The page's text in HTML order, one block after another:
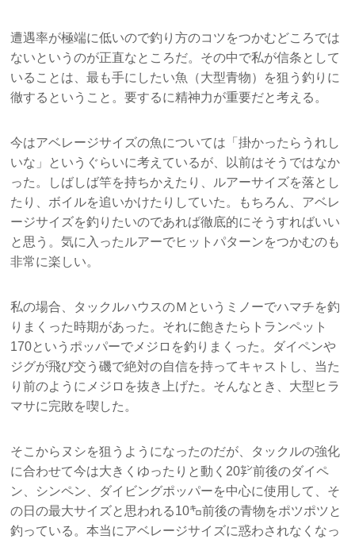
遭遇率が極端に低いので釣り方のコツをつかむどころでは
ないというのが正直なところだ。その中で私が信条として
いることは、最も手にしたい魚（大型青物）を狙う釣りに
徹するということ。要するに精神力が重要だと考える。
今はアベレージサイズの魚については「掛かったらうれし
いな」というぐらいに考えているが、以前はそうではなか
った。しばしば竿を持ちかえたり、ルアーサイズを落とし
たり、ボイルを追いかけたりしていた。もちろん、アベレ
ージサイズを釣りたいのであれば徹底的にそうすればいい
と思う。気に入ったルアーでヒットパターンをつかむのも
非常に楽しい。
私の場合、タックルハウスのＭというミノーでハマチを釣
りまくった時期があった。それに飽きたらトランペット
170というポッパーでメジロを釣りまくった。ダイペンや
ジグが飛び交う磯で絶対の自信を持ってキャストし、当た
り前のようにメジロを抜き上げた。そんなとき、大型ヒラ
マサに完敗を喫した。
そこからヌシを狙うようになったのだが、タックルの強化
に合わせて今は大きくゆったりと動く20㌢前後のダイペ
ン、シンペン、ダイビングポッパーを中心に使用して、そ
の日の最大サイズと思われる10㌔前後の青物をポツポツと
釣っている。本当にアベレージサイズに惑わされなくなっ